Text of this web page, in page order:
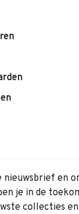
nieuwsbrief en
je in de
collecties